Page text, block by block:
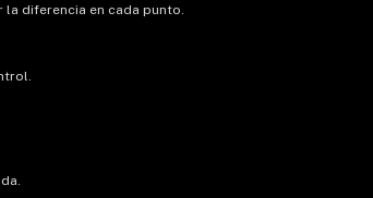
la diferencia en cada punto.